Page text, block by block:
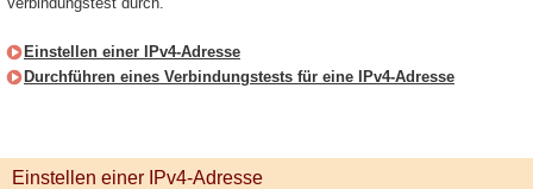
Einstellen einer IPv4-Adresse
Durchführen eines Verbindungstests für eine IPv4-Adresse
Einstellen einer IPv4-Adresse